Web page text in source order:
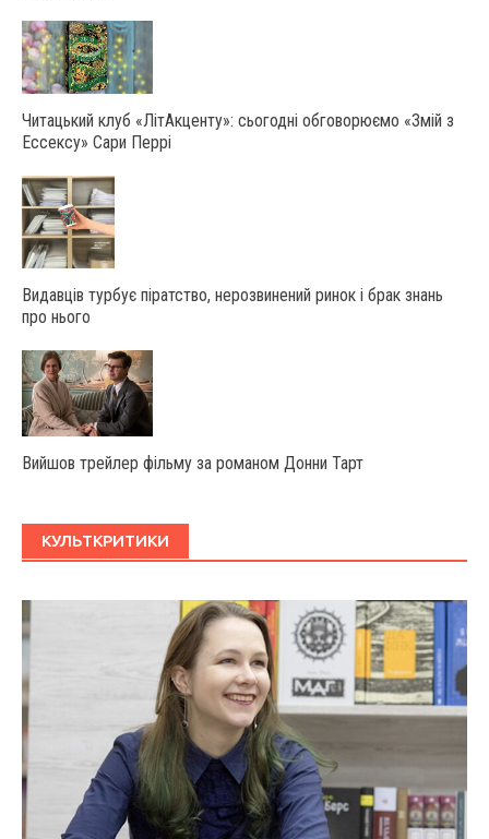
Читацький клуб «ЛітАкценту»: сьогодні обговорюємо «Змій з
Ессексу» Сари Перрі
Видавців турбує піратство, нерозвинений ринок і брак знань
про нього
Вийшов трейлер фільму за романом Донни Тарт
КУЛЬТКРИТИКИ